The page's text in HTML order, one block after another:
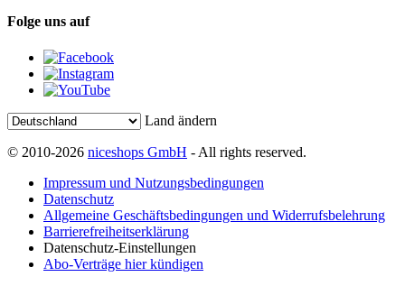
Folge uns auf
Land ändern
© 2010-2026 niceshops GmbH - All rights reserved.
Impressum und Nutzungsbedingungen
Datenschutz
Allgemeine Geschäftsbedingungen und Widerrufsbelehrung
Barrierefreiheitserklärung
Datenschutz-Einstellungen
Abo-Verträge hier kündigen